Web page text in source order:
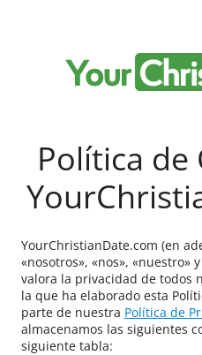
Política de
YourChristianDate.com (en
«nosotros», «nos», «nuestro»
valora la privacidad de todos
la que ha elaborado esta
parte de nuestra Política de
almacenamos las siguientes
siguiente tabla: